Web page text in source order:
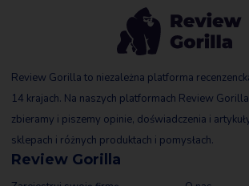
Review Gorilla to niezależna platforma
14 krajach. Na naszych platformach Review
zbieramy i piszemy opinie, doświadczenia i
sklepach i różnych produktach i pomysłach.
Review Gorilla